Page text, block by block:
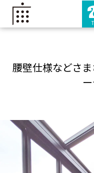
腰壁仕様などさ